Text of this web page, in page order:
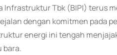
Infrastruktur Tbk (BIPI) terus
dengan komitmen pada
energi ini tengah
bara.